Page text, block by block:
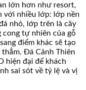
lớn hơn như resort,
với nhiều lớp: lớp nền
nhỏ, lớp trên là cây
cong tự nhiên của gỗ
điểm khác sẽ tạo
thẳm. Đá Cảnh Thiên
hiện đại để khách
sai sót về tỷ lệ và vị